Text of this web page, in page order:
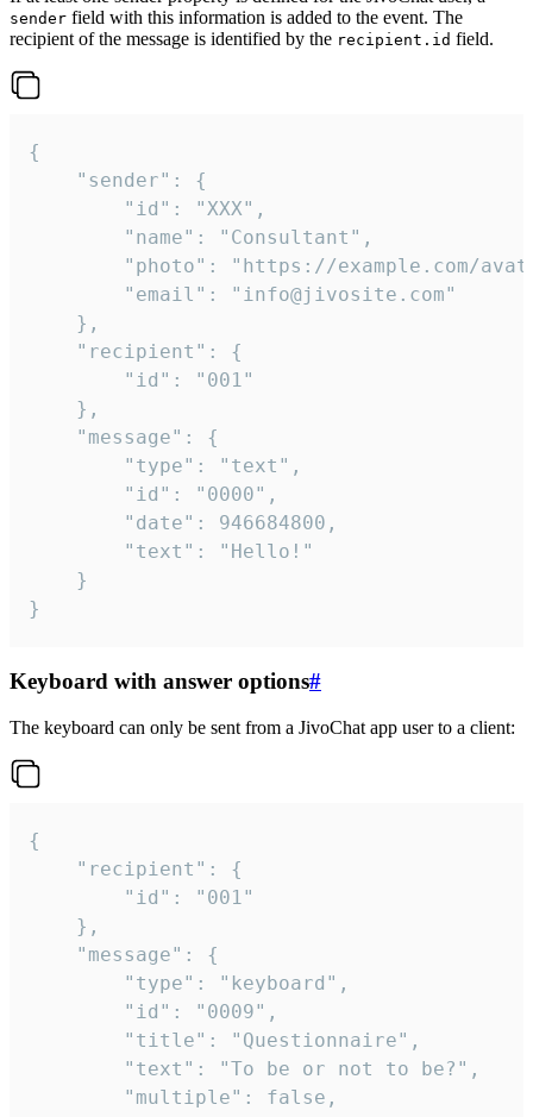
sender field with this information is added to the event. The
recipient of the message is identified by the recipient.id field.
{
}
Keyboard with answer options#
The keyboard can only be sent from a JivoChat app user to a client:
{